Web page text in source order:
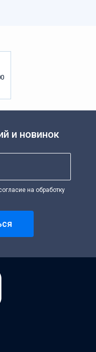
и новинок
на обработку